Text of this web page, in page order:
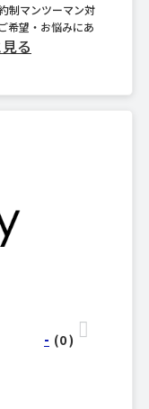
制マンツーマン対
希望・お悩みにあ
る
- (0)